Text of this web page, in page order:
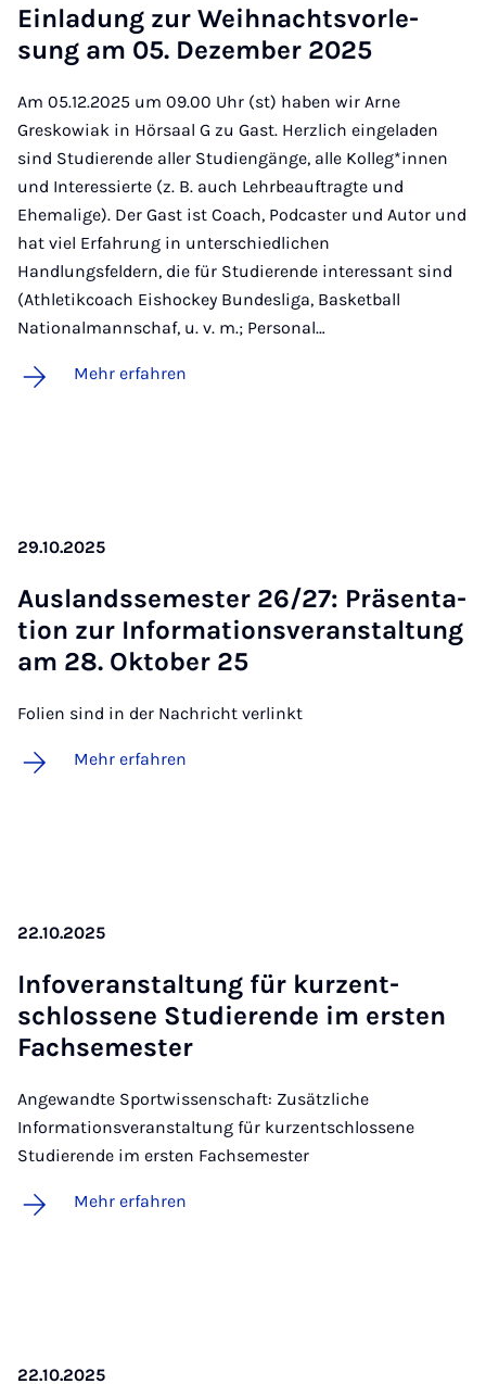
Ein­la­dung zur Weih­nachts­vor­le­
sung am 05. De­zem­ber 2025
Am 05.12.2025 um 09.00 Uhr (st) haben wir Arne
Greskowiak in Hörsaal G zu Gast. Herzlich eingeladen
sind Studierende aller Studiengänge, alle Kolleg*innen
und Interessierte (z. B. auch Lehrbeauftragte und
Ehemalige). Der Gast ist Coach, Podcaster und Autor und
hat viel Erfahrung in unterschiedlichen
Handlungsfeldern, die für Studierende interessant sind
(Athletikcoach Eishockey Bundesliga, Basketball
Nationalmannschaf, u. v. m.; Personal…
Mehr erfahren
29.10.2025
Aus­lands­se­mes­ter 26/27: Prä­sen­ta­
ti­on zur In­for­ma­ti­ons­ver­an­stal­tung
am 28. Ok­to­ber 25
Folien sind in der Nachricht verlinkt
Mehr erfahren
22.10.2025
In­fo­ver­an­stal­tung für kur­z­ent­
schlos­se­ne Stu­die­ren­de im ers­ten
Fach­se­mes­ter
Angewandte Sportwissenschaft: Zusätzliche
Informationsveranstaltung für kurzentschlossene
Studierende im ersten Fachsemester
Mehr erfahren
22.10.2025